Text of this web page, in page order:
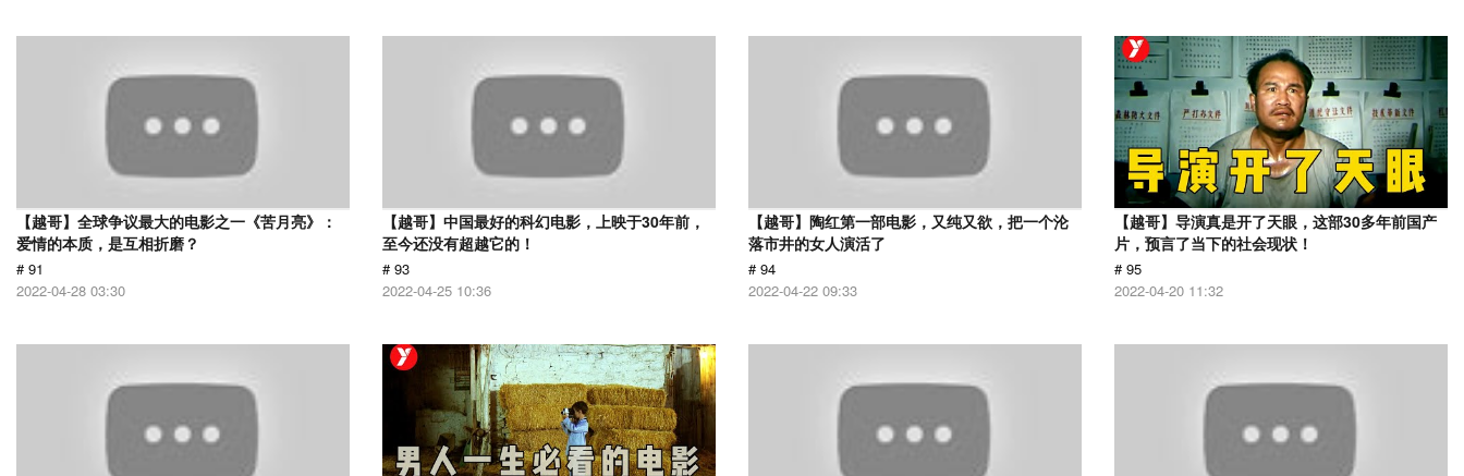
【越哥】全球争议最大的电影之一《苦月亮》：
爱情的本质，是互相折磨？
# 91
2022-04-28 03:30
【越哥】中国最好的科幻电影，上映于30年前，
至今还没有超越它的！
# 93
2022-04-25 10:36
【越哥】陶红第一部电影，又纯又欲，把一个沦
落市井的女人演活了
# 94
2022-04-22 09:33
【越哥】导演真是开了天眼，这部30多年前国产
片，预言了当下的社会现状！
# 95
2022-04-20 11:32